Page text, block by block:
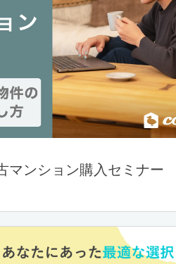
マンション購入セミナー